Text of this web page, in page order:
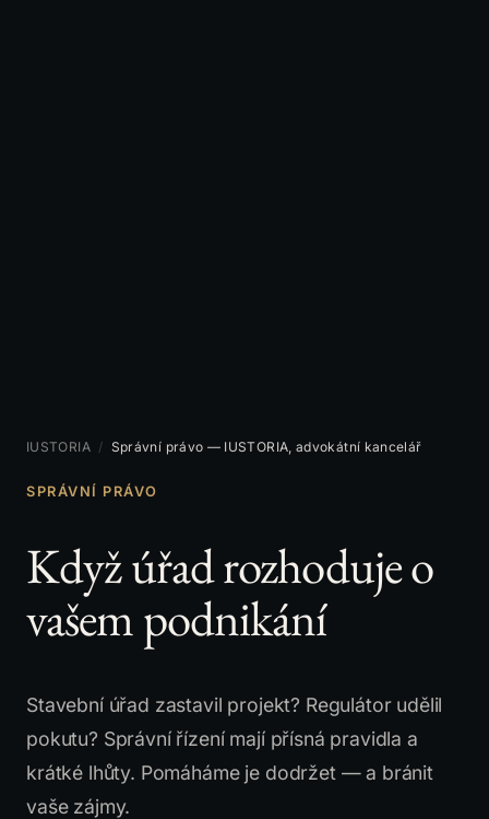
IUSTORIA / Správní právo — IUSTORIA, advokátní kancelář
SPRÁVNÍ PRÁVO
Když úřad rozhoduje o
vašem podnikání
Stavební úřad zastavil projekt? Regulátor udělil
pokutu? Správní řízení mají přísná pravidla a
krátké lhůty. Pomáháme je dodržet — a bránit
vaše zájmy.